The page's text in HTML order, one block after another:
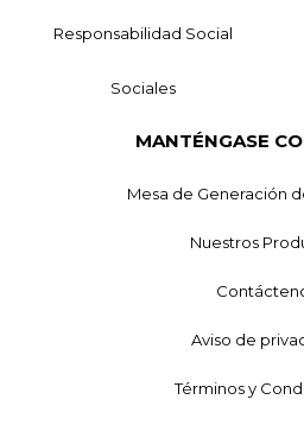
Responsabilidad Social
Sociales
MANTÉNGASE
Mesa de Generación
Nuestros
Aviso de
Términos y